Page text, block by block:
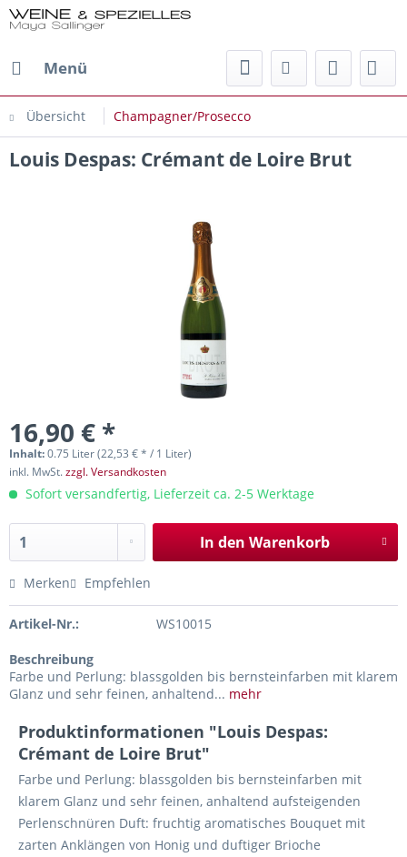
Menü
Übersicht Champagner/Prosecco
Louis Despas: Crémant de Loire Brut
16,90 € *
Inhalt:0.75 Liter (22,53 € * / 1 Liter)
inkl. MwSt.zzgl. Versandkosten
Sofort versandfertig, Lieferzeit ca. 2-5 Werktage
In den Warenkorb
Merken Empfehlen
Artikel-Nr.: WS10015
Beschreibung
Farbe und Perlung: blassgolden bis bernsteinfarben mit klarem
Glanz und sehr feinen, anhaltend... mehr
Produktinformationen "Louis Despas:
Crémant de Loire Brut"
Farbe und Perlung: blassgolden bis bernsteinfarben mit
klarem Glanz und sehr feinen, anhaltend aufsteigenden
Perlenschnüren Duft: fruchtig aromatisches Bouquet mit
zarten Anklängen von Honig und duftiger Brioche